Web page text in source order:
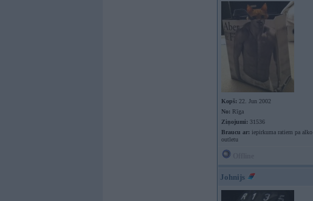
Kopš: 22. Jun 2002
No: Rīga
Ziņojumi: 31536
Braucu ar: iepirkuma ratiem pa alko
outletu
Johnijs